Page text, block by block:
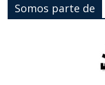
Somos parte de